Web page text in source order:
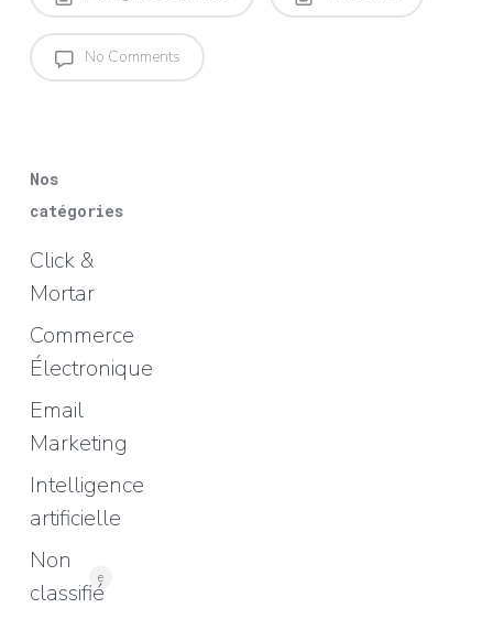
No Comments
Nos
catégories
Click &
Mortar
Commerce
Électronique
Email
Marketing
Intelligence
artificielle
Non
classifié
e